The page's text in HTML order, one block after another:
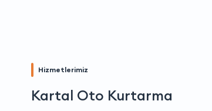
Hizmetlerimiz
Kartal Oto Kurtarma